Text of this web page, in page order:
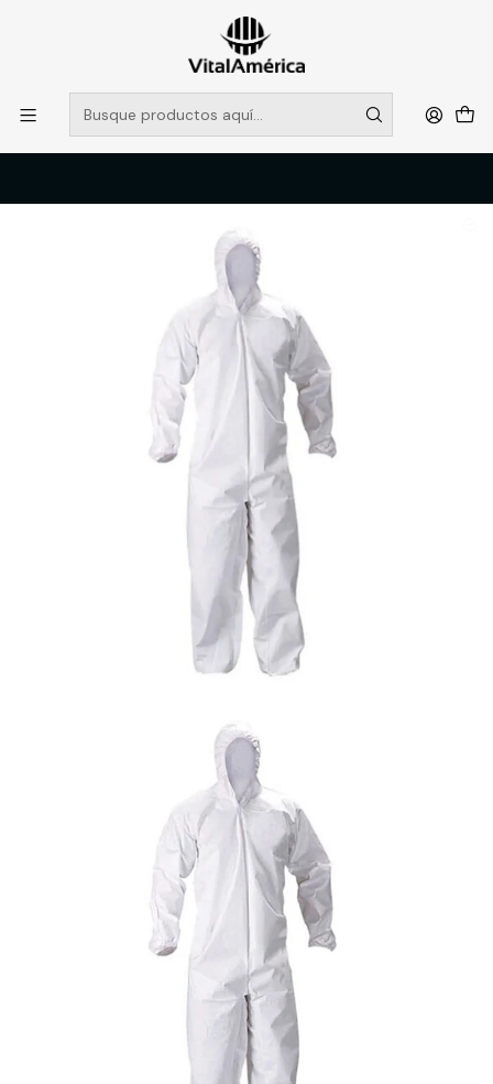
POR SISTEMA FRONTAL SOLO RETIROS EN TIENDA, DESDE
MUCHAS GRACIAS +569 5956 2237
Leer más
Catálogo
VESTIMENTA TECNICA Y CORPORATIVA
OVEROLES Y CHALECOS GEOLOGOS
BUZO COVERALL DESECHABLE BLANCO BUFALO T/3XL